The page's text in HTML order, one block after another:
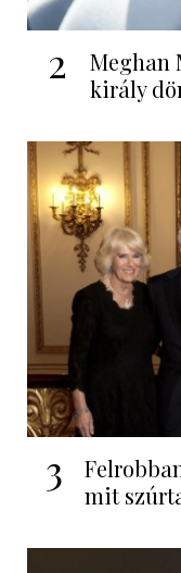
2
Meghan
király
3
mit